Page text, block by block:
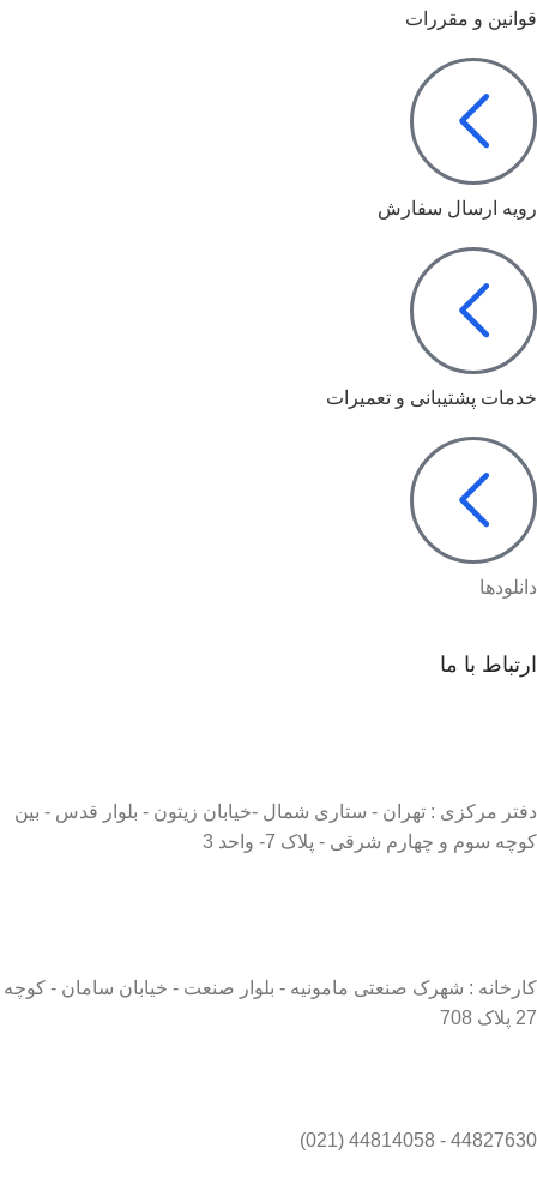
قوانین و مقررات
رویه ارسال سفارش
خدمات پشتیبانی و تعمیرات
دانلودها
ارتباط با ما
دفتر مرکزی : تهران - ستاری شمال -خیابان زیتون - بلوار قدس - بین
کوچه سوم و چهارم شرقی - پلاک 7- واحد 3
کارخانه : شهرک صنعتی مامونیه - بلوار صنعت - خیابان سامان - کوچه
27 پلاک 708
44827630 - 44814058 (021)